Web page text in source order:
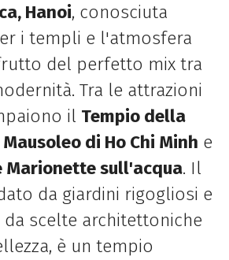
Hanoi, conosciuta
i templi e l'atmosfera
del perfetto mix tra
Tra le attrazioni
il Tempio della
Mausoleo di Ho Chi Minh e
Marionette sull'acqua. Il
da giardini rigogliosi e
scelte architettoniche
è un tempio